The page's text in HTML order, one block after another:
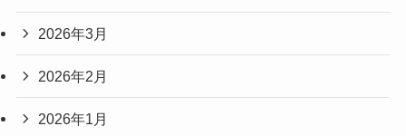
2026年3月
2026年2月
2026年1月